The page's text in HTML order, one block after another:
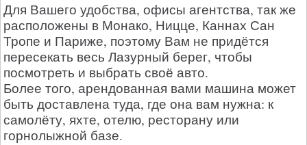
Для Вашего удобства, офисы агентства, так же
расположены в Монако, Ницце, Каннах Сан
Тропе и Париже, поэтому Вам не придётся
пересекать весь Лазурный берег, чтобы
посмотреть и выбрать своё авто.
Более того, арендованная вами машина может
быть доставлена туда, где она вам нужна: к
самолёту, яхте, отелю, ресторану или
горнолыжной базе.